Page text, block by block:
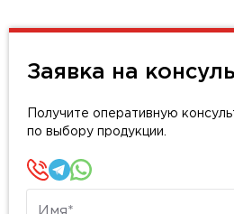
Заявка на
Получите оперативную
по выбору продукции.